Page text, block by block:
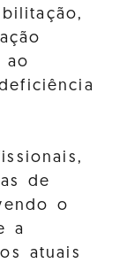
ao
de
o
a
atuais